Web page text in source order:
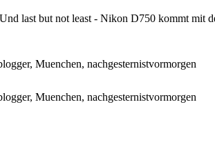
last but not least - Nikon D750 kommt mit